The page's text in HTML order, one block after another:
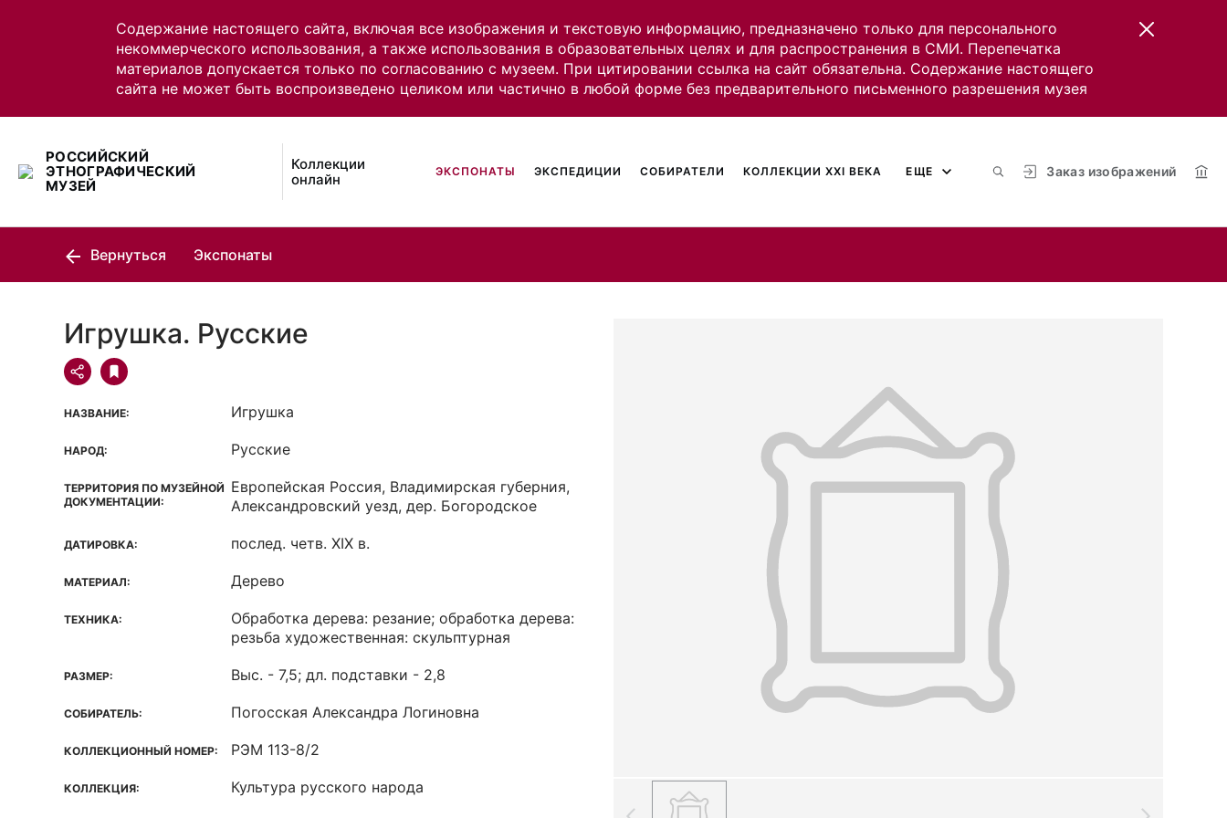
Содержание настоящего сайта, включая все изображения и текстовую информацию, предназначено только для персонального
некоммерческого использования, а также использования в образовательных целях и для распространения в СМИ. Перепечатка
материалов допускается только по согласованию с музеем. При цитировании ссылка на сайт обязательна. Содержание настоящего
сайта не может быть воспроизведено целиком или частично в любой форме без предварительного письменного разрешения музея
РОССИЙСКИЙ
ЭТНОГРАФИЧЕСКИЙ
МУЗЕЙ
Коллекции
онлайн
Заказ изображений
ЭКСПОНАТЫ ЭКСПЕДИЦИИ СОБИРАТЕЛИ КОЛЛЕКЦИИ XXI ВЕКА ЕЩЕ
Вернуться Экспонаты
Игрушка. Русские
НАЗВАНИЕ: Игрушка
НАРОД: Русские
ТЕРРИТОРИЯ ПО МУЗЕЙНОЙ
ДОКУМЕНТАЦИИ:
Европейская Россия, Владимирская губерния,
Александровский уезд, дер. Богородское
ДАТИРОВКА: послед. четв. XIX в.
МАТЕРИАЛ: Дерево
ТЕХНИКА:
Обработка дерева: резание; обработка дерева:
резьба художественная: скульптурная
РАЗМЕР: Выс. - 7,5; дл. подставки - 2,8
СОБИРАТЕЛЬ: Погосская Александра Логиновна
КОЛЛЕКЦИОННЫЙ НОМЕР: РЭМ 113-8/2
КОЛЛЕКЦИЯ: Культура русского народа